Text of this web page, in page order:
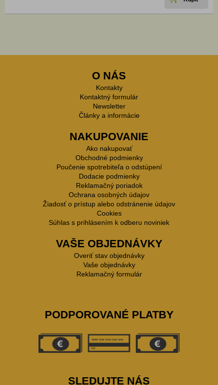
O NÁS
Kontakty
Kontaktný formulár
Newsletter
Články a informácie
NAKUPOVANIE
Ako nakupovať
Obchodné podmienky
Poučenie spotrebiteľa o odstúpení
Dodacie podmienky
Reklamačný poriadok
Ochrana osobných údajov
Žiadosť o prístup alebo odstránenie údajov
Cookies
Súhlas s prihlásením k odberu noviniek
VAŠE OBJEDNÁVKY
Overiť stav objednávky
Vaše objednávky
Reklamačný formulár
PODPOROVANÉ PLATBY
SLEDUJTE NÁS